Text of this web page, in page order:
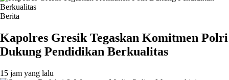
Berita
Kapolres Gresik Tegaskan Komitmen Polri
Dukung Pendidikan Berkualitas
15 jam yang lalu